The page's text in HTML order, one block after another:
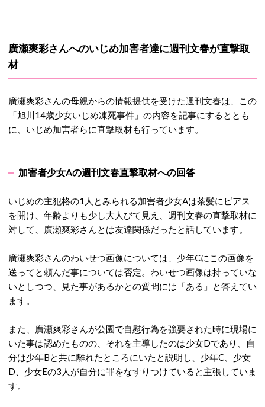
廣瀬爽彩さんへのいじめ加害者達に週刊文春が直撃取
材
廣瀬爽彩さんの母親からの情報提供を受けた週刊文春は、この
「旭川14歳少女いじめ凍死事件」の内容を記事にするととも
に、いじめ加害者らに直撃取材も行っています。
加害者少女Aの週刊文春直撃取材への回答
いじめの主犯格の1人とみられる加害者少女Aは茶髪にピアス
を開け、年齢よりも少し大人びて見え、週刊文春の直撃取材に
対して、廣瀬爽彩さんとは友達関係だったと話しています。
廣瀬爽彩さんのわいせつ画像については、少年Cにこの画像を
送ってと頼んだ事については否定。わいせつ画像は持っていな
いとしつつ、見た事があるかとの質問には「ある」と答えてい
ます。
また、廣瀬爽彩さんが公園で自慰行為を強要された時に現場に
いた事は認めたものの、それを主導したのは少女Dであり、自
分は少年Bと共に離れたところにいたと説明し、少年C、少女
D、少女Eの3人が自分に罪をなすりつけていると主張していま
す。